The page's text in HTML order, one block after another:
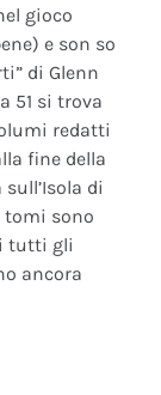
gioco
e son so
di Glenn
51 si trova
redatti
fine della
di
sono
tutti gli
ancora